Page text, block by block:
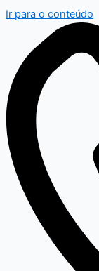
Ir para o conteúdo